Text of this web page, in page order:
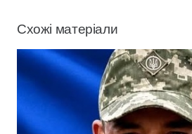
Схожі матеріали